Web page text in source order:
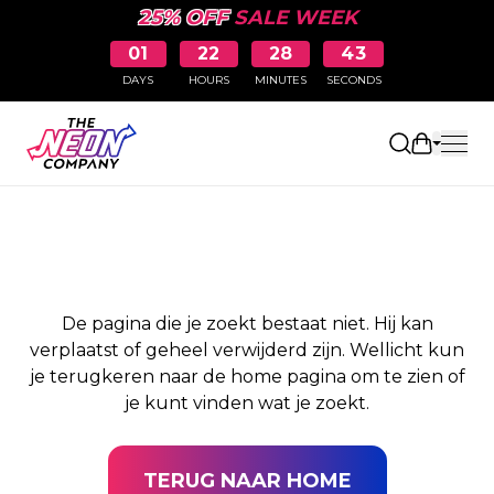
25% OFFSALE WEEK
01
DAYS
22
HOURS
28
MINUTES
43
SECONDS
PAGINA NIET
De pagina die je zoekt bestaat niet. Hij kan
verplaatst of geheel verwijderd zijn. Wellicht kun
je terugkeren naar de home pagina om te zien of
je kunt vinden wat je zoekt.
TERUG NAAR HOME